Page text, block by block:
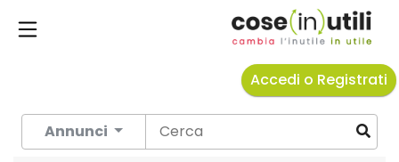
Accedi o Registrati
Annunci